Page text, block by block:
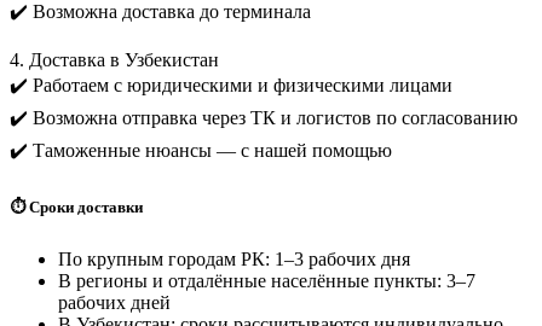
✔️ Возможна доставка до терминала
4. Доставка в Узбекистан
✔️ Работаем с юридическими и физическими лицами
✔️ Возможна отправка через ТК и логистов по согласованию
✔️ Таможенные нюансы — с нашей помощью
⏱️ Сроки доставки
По крупным городам РК: 1–3 рабочих дня
В регионы и отдалённые населённые пункты: 3–7
рабочих дней